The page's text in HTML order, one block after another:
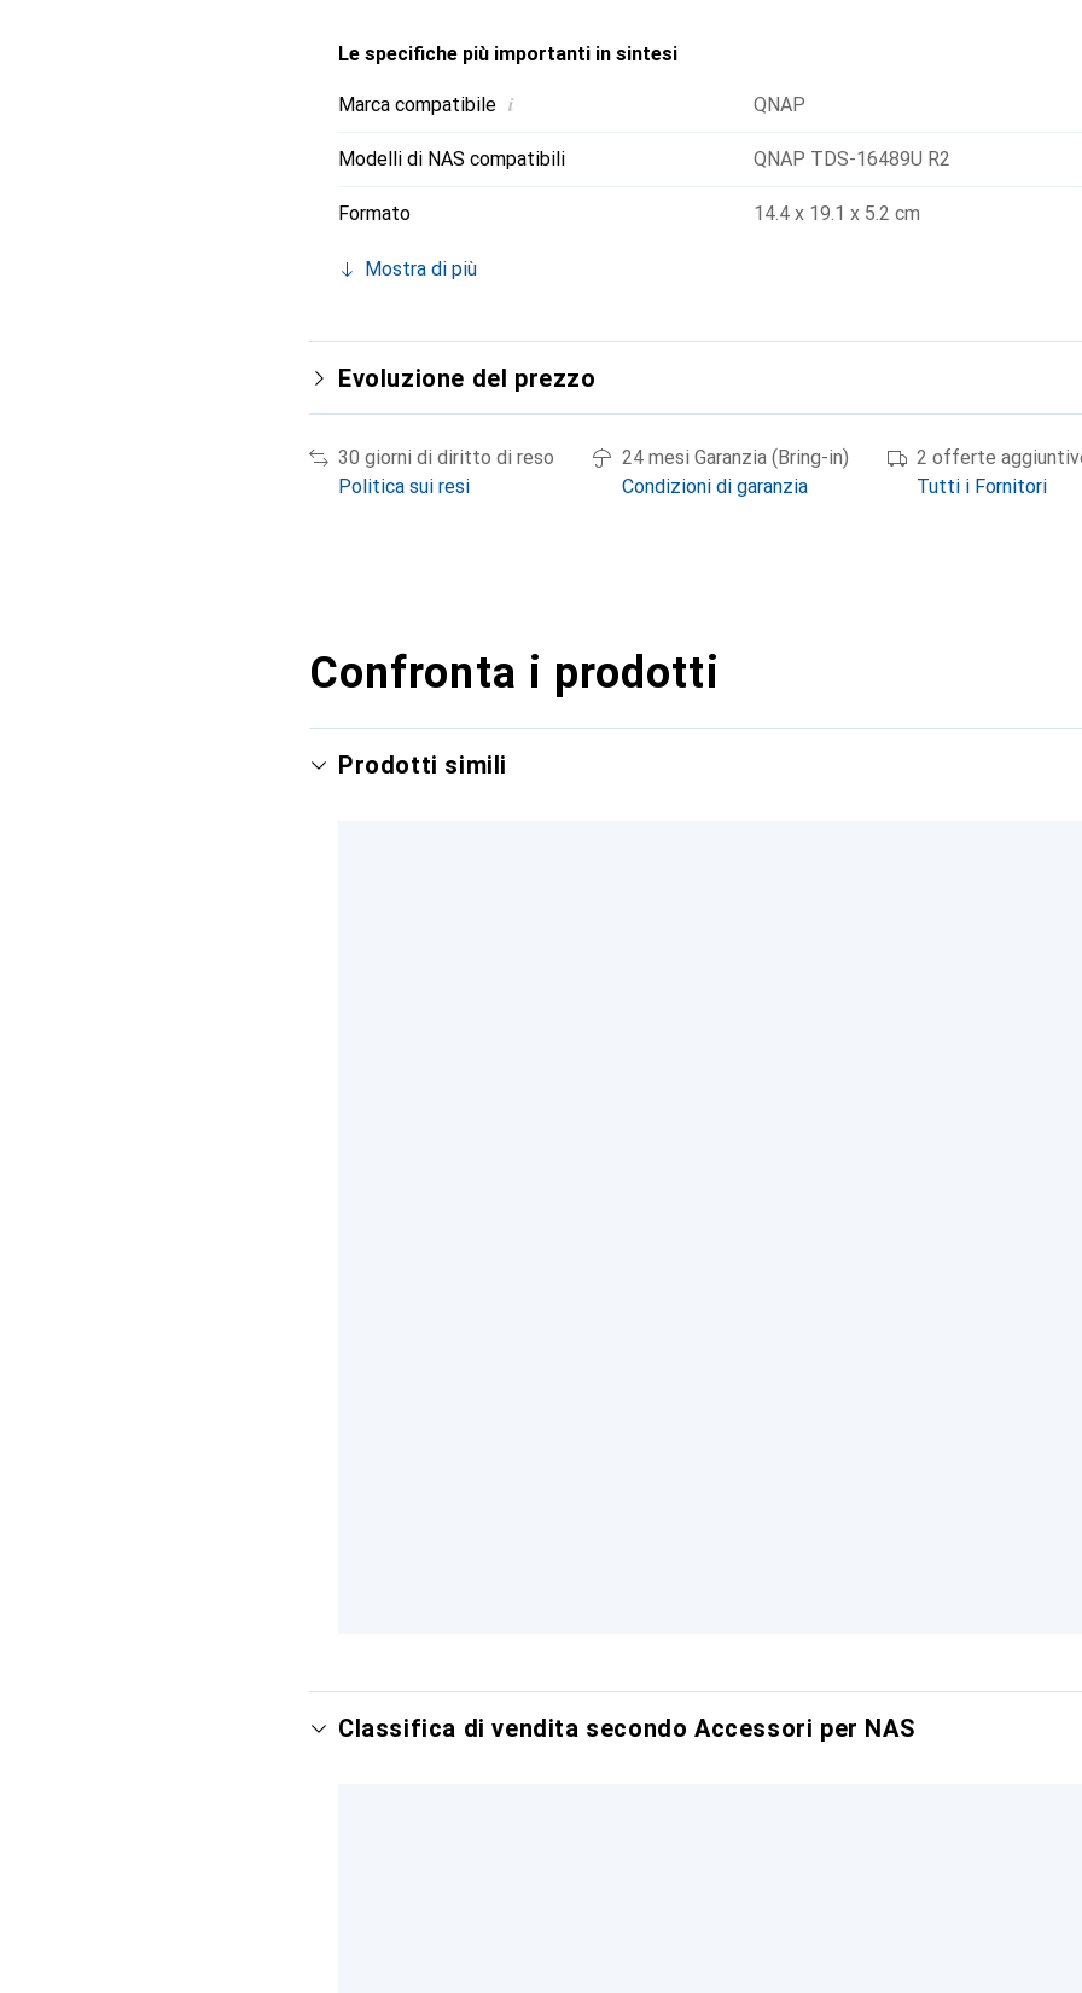
Le specifiche più importanti in sintesi
Marca compatibile i QNAP
Modelli di NAS compatibili QNAP TDS-16489U R2
Formato 14.4 x 19.1 x 5.2 cm
Mostra di più
Evoluzione del prezzo
30 giorni di diritto di reso
Politica sui resi
24 mesi Garanzia (Bring-in)
Condizioni di garanzia
2 offerte
Tutti i Fornitori
Confronta i prodotti
Prodotti simili
Classifica di vendita secondo Accessori per NAS